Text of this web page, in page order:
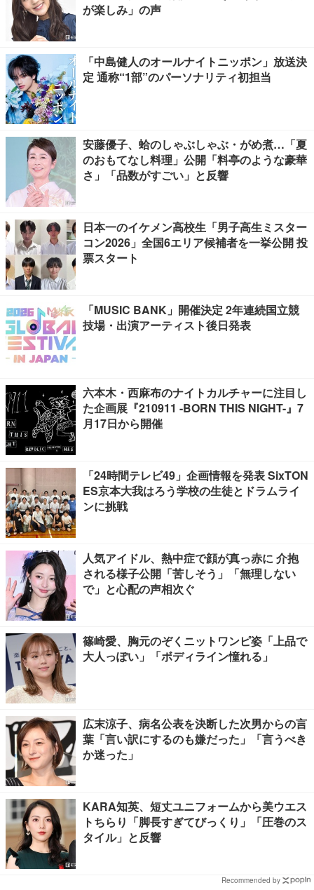
が楽しみ」の声
「中島健人のオールナイトニッポン」放送決
定 通称“1部”のパーソナリティ初担当
安藤優子、蛤のしゃぶしゃぶ・がめ煮…「夏
のおもてなし料理」公開「料亭のような豪華
さ」「品数がすごい」と反響
日本一のイケメン高校生「男子高生ミスター
コン2026」全国6エリア候補者を一挙公開 投
票スタート
「MUSIC BANK」開催決定 2年連続国立競
技場・出演アーティスト後日発表
六本木・西麻布のナイトカルチャーに注目し
た企画展『210911 -BORN THIS NIGHT-』7
月17日から開催
「24時間テレビ49」企画情報を発表 SixTON
ES京本大我はろう学校の生徒とドラムライ
ンに挑戦
人気アイドル、熱中症で顔が真っ赤に 介抱
される様子公開「苦しそう」「無理しない
で」と心配の声相次ぐ
篠崎愛、胸元のぞくニットワンピ姿「上品で
大人っぽい」「ボディライン憧れる」
広末涼子、病名公表を決断した次男からの言
葉「言い訳にするのも嫌だった」「言うべき
か迷った」
KARA知英、短丈ユニフォームから美ウエス
トちらり「脚長すぎてびっくり」「圧巻のス
タイル」と反響
Recommended by